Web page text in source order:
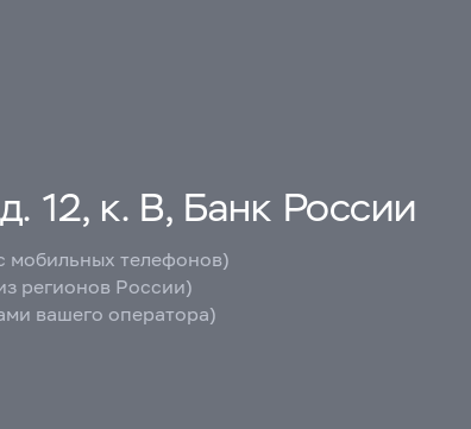
12, к. В, Банк России
мобильных телефонов)
регионов России)
вашего оператора)